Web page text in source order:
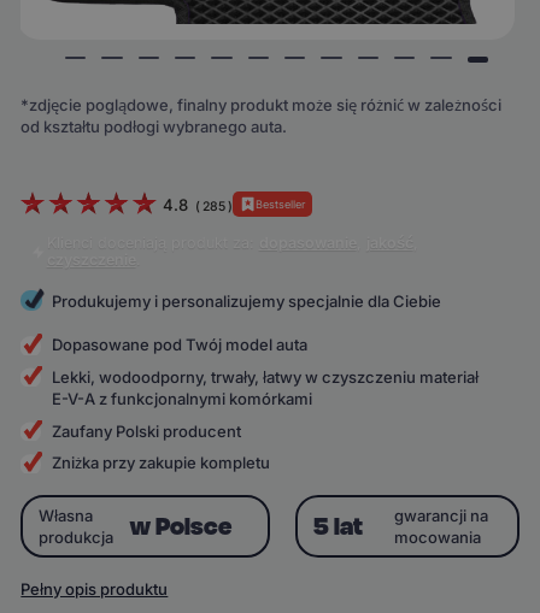
*zdjęcie poglądowe, finalny produkt może się różnić w zależności
od kształtu podłogi wybranego auta.
4.8 ( 285) Bestseller
Klienci doceniają produkt za: dopasowanie
czyszczenie
Produkujemy i personalizujemy specjalnie dla Ciebie
Dopasowane pod Twój model auta
Lekki, wodoodporny, trwały, łatwy w czyszczeniu materiał
E-V-A z funkcjonalnymi komórkami
Zaufany Polski producent
Zniżka przy zakupie kompletu
Własna
produkcja
w Polsce 5 lat
gwarancji na
mocowania
Pełny opis produktu